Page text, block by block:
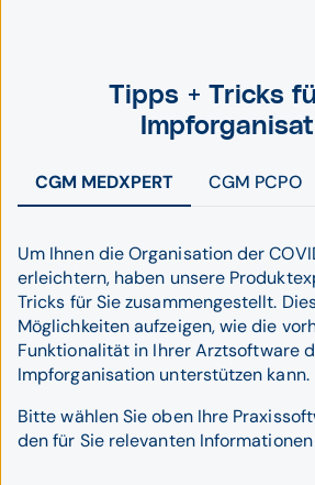
eImpfpass Anbindung CGM
Tipps + Tricks
CGM MEDXPERT CGM PCPO
Um Ihnen die Organisation der
erleichtern, haben unsere
Tricks für Sie zusammengestellt.
Möglichkeiten aufzeigen, wie die
Funktionalität in Ihrer Arztsoftware
Impforganisation unterstützen kann.
Bitte wählen Sie oben Ihre
den für Sie relevanten